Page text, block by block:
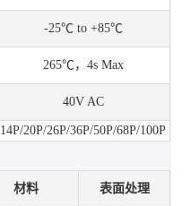
-25℃ to +85℃
265℃，4s Max
40V AC
14P/20P/26P/36P/50P/68P/100P
材料 表面处理